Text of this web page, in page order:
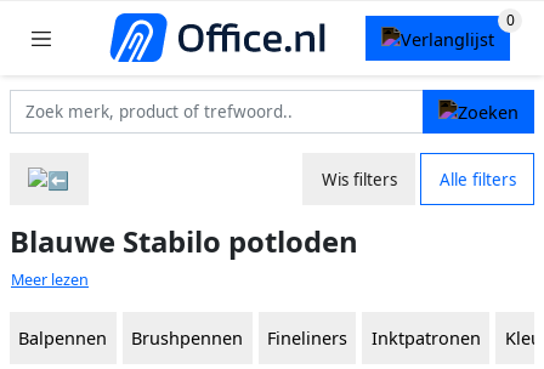
Wis filters Alle filters
Blauwe Stabilo potloden
Meer lezen
Balpennen Brushpennen Fineliners Inktpatronen